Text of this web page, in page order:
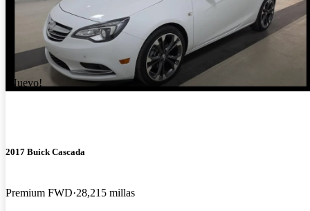
¡Nuevo!
2017 Buick Cascada
Premium FWD 28,215 millas